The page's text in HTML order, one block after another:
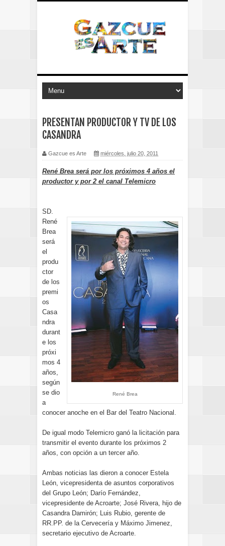
PRESENTAN PRODUCTOR Y TV DE LOS
CASANDRA
Gazcue es Arte miércoles, julio 20, 2011
René Brea será por los próximos 4 años el
productor y por 2 el canal Telemicro
René Brea
SD.
René
Brea
será
el
produ
ctor
de los
premi
os
Casa
ndra
durant
e los
próxi
mos 4
años,
según
se dio
a
conocer anoche en el Bar del Teatro Nacional.
De igual modo Telemicro ganó la licitación para
transmitir el evento durante los próximos 2
años, con opción a un tercer año.
Ambas noticias las dieron a conocer Estela
León, vicepresidenta de asuntos corporativos
del Grupo León; Darío Fernández,
vicepresidente de Acroarte; José Rivera, hijo de
Casandra Damirón; Luis Rubio, gerente de
RR.PP. de la Cervecería y Máximo Jimenez,
secretario ejecutivo de Acroarte.